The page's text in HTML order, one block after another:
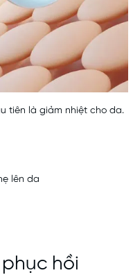
tiên là giảm nhiệt cho da.
lên da
hồi